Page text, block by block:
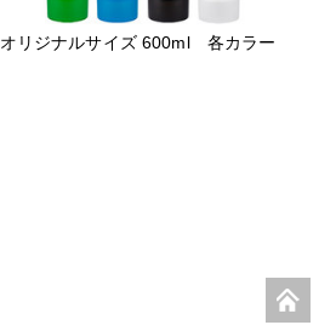
オリジナルサイズ 600ml 各カラー